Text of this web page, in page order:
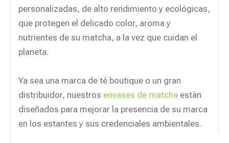
personalizadas, de alto rendimiento y ecológicas,
que protegen el delicado color, aroma y
nutrientes de su matcha, a la vez que cuidan el
planeta.
Ya sea una marca de té boutique o un gran
distribuidor, nuestros envases de matcha están
diseñados para mejorar la presencia de su marca
en los estantes y sus credenciales ambientales.